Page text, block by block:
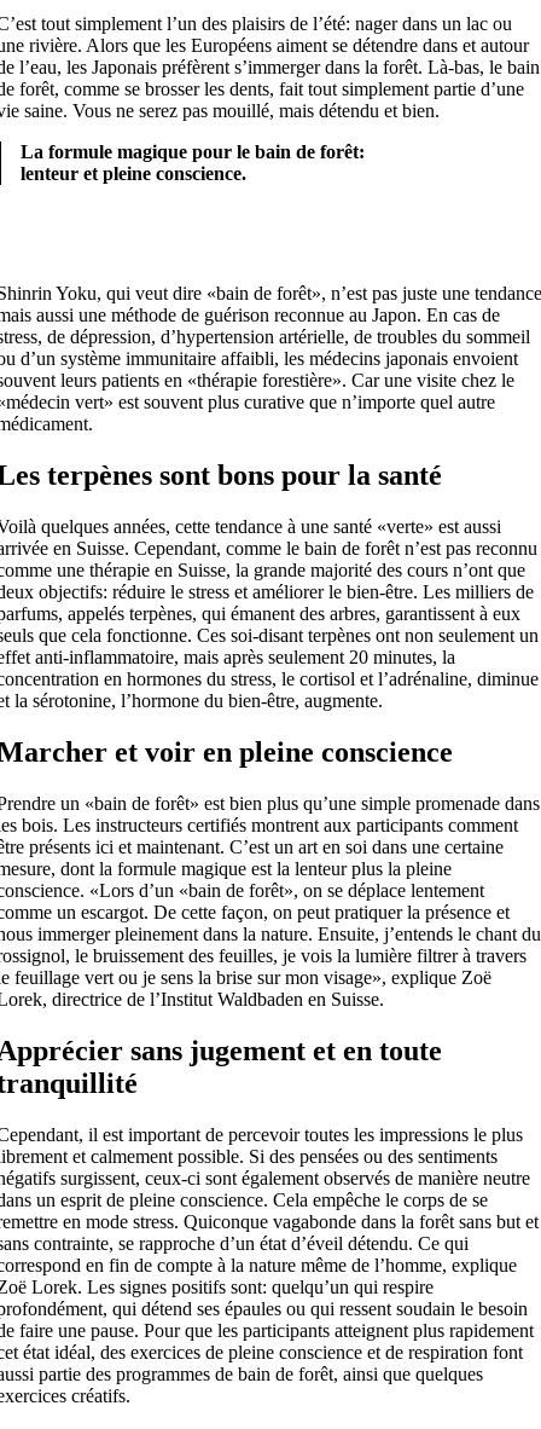
tout simplement l’un des plaisirs de l’été: nager dans un lac ou
rivière. Alors que les Européens aiment se détendre dans et autour
l’eau, les Japonais préfèrent s’immerger dans la forêt. Là-bas, le bain
forêt, comme se brosser les dents, fait tout simplement partie d’une
saine. Vous ne serez pas mouillé, mais détendu et bien.
La formule magique pour le bain de forêt:
lenteur et pleine conscience.
Yoku, qui veut dire «bain de forêt», n’est pas juste une
aussi une méthode de guérison reconnue au Japon. En cas de
de dépression, d’hypertension artérielle, de troubles du sommeil
d’un système immunitaire affaibli, les médecins japonais envoient
leurs patients en «thérapie forestière». Car une visite chez le
vert» est souvent plus curative que n’importe quel autre
terpènes sont bons pour la santé
quelques années, cette tendance à une santé «verte» est aussi
en Suisse. Cependant, comme le bain de forêt n’est pas reconnu
une thérapie en Suisse, la grande majorité des cours n’ont que
objectifs: réduire le stress et améliorer le bien-être. Les milliers de
appelés terpènes, qui émanent des arbres, garantissent à eux
que cela fonctionne. Ces soi-disant terpènes ont non seulement un
anti-inflammatoire, mais après seulement 20 minutes, la
en hormones du stress, le cortisol et l’adrénaline, diminue
la sérotonine, l’hormone du bien-être, augmente.
et voir en pleine conscience
un «bain de forêt» est bien plus qu’une simple promenade dans
bois. Les instructeurs certifiés montrent aux participants comment
présents ici et maintenant. C’est un art en soi dans une certaine
dont la formule magique est la lenteur plus la pleine
«Lors d’un «bain de forêt», on se déplace lentement
un escargot. De cette façon, on peut pratiquer la présence et
immerger pleinement dans la nature. Ensuite, j’entends le chant du
le bruissement des feuilles, je vois la lumière filtrer à travers
feuillage vert ou je sens la brise sur mon visage», explique Zoë
directrice de l’Institut Waldbaden en Suisse.
sans jugement et en toute
il est important de percevoir toutes les impressions le plus
et calmement possible. Si des pensées ou des sentiments
surgissent, ceux-ci sont également observés de manière neutre
un esprit de pleine conscience. Cela empêche le corps de se
en mode stress. Quiconque vagabonde dans la forêt sans but et
contrainte, se rapproche d’un état d’éveil détendu. Ce qui
en fin de compte à la nature même de l’homme, explique
Lorek. Les signes positifs sont: quelqu’un qui respire
qui détend ses épaules ou qui ressent soudain le besoin
faire une pause. Pour que les participants atteignent plus rapidement
état idéal, des exercices de pleine conscience et de respiration font
partie des programmes de bain de forêt, ainsi que quelques
créatifs.